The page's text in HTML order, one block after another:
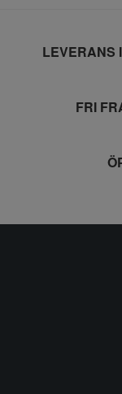
LEVERANS
FRI